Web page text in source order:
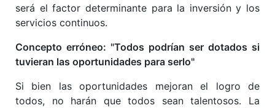
será el factor determinante para la inversión y los
servicios continuos.
Concepto erróneo: "Todos podrían ser dotados si
tuvieran las oportunidades para serlo"
Si bien las oportunidades mejoran el logro de
todos, no harán que todos sean talentosos. La